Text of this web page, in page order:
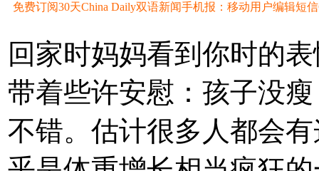
免费订阅30天China Daily双语新闻手机报：移动用户编辑短信
回家时妈妈看到你时的
带着些许安慰：孩子没
不错。估计很多人都会